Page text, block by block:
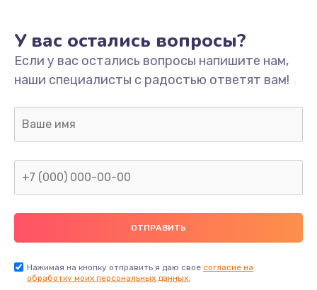
Замена USB порта
1245 руб.
Заказать
Замена разъёмов (HDMI, DVI, Дисплей порта)
390 руб.
Заказать
У вас остались вопросы?
Если у вас остались вопросы напишите нам,
наши специалисты с радостью ответят вам!
Нажимая на кнопку отправить я даю свое согласие на
обработку моих персональных данных.